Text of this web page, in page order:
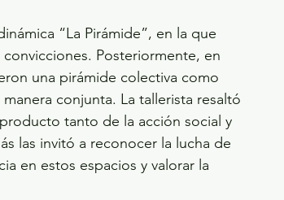
“La Pirámide”, en la que
Posteriormente, en
una pirámide colectiva como
conjunta. La tallerista resaltó
tanto de la acción social y
las invitó a reconocer la lucha de
en estos espacios y valorar la